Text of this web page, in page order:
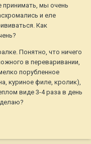
принимать, мы очень
и еле
Как
Понятно, что ничего
в переваривании,
порубленное
куриное филе, кролик),
виде 3-4 раза в день